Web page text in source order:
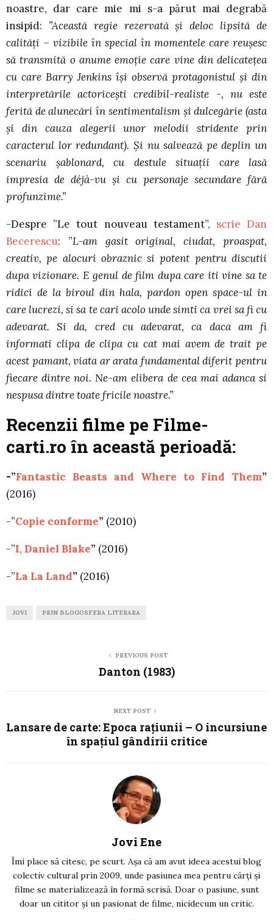
noastre, dar care mie mi s-a părut mai degrabă
insipid: ”Această regie rezervată şi deloc lipsită de
calităţi – vizibile în special în momentele care reuşesc
să transmită o anume emoţie care vine din delicateţea
cu care Barry Jenkins îşi observă protagonistul şi din
interpretările actoriceşti credibil-realiste -, nu este
ferită de alunecări în sentimentalism şi dulcegărie (asta
şi din cauza alegerii unor melodii stridente prin
caracterul lor redundant). Şi nu salvează pe deplin un
scenariu şablonard, cu destule situaţii care lasă
impresia de déjà-vu şi cu personaje secundare fără
profunzime.”
-Despre ”Le tout nouveau testament”, scrie Dan
Becerescu: ”L-am gasit original, ciudat, proaspat,
creativ, pe alocuri obraznic si potent pentru discutii
dupa vizionare. E genul de film dupa care iti vine sa te
ridici de la biroul din hala, pardon open space-ul in
care lucrezi, si sa te cari acolo unde simti ca vrei sa fi cu
adevarat. Si da, cred cu adevarat, ca daca am fi
informati clipa de clipa cu cat mai avem de trait pe
acest pamant, viata ar arata fundamental diferit pentru
fiecare dintre noi. Ne-am elibera de cea mai adanca si
nespusa dintre toate fricile noastre.”
Recenzii filme pe Filme-
carti.ro în această perioadă:
-”Fantastic Beasts and Where to Find Them”
(2016)
-”Copie conforme” (2010)
-”I, Daniel Blake” (2016)
-”La La Land” (2016)
JOVI PRIN BLOGOSFERA LITERARA
PREVIOUS POST
Danton (1983)
NEXT POST
Lansare de carte: Epoca rațiunii – O incursiune
în spațiul gândirii critice
Jovi Ene
Îmi place să citesc, pe scurt. Așa că am avut ideea acestui blog
colectiv cultural prin 2009, unde pasiunea mea pentru cărți și
filme se materializează în formă scrisă. Doar o pasiune, sunt
doar un cititor și un pasionat de filme, nicidecum un critic.